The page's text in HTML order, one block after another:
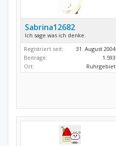
Sabrina12682
Ich sage was ich denke.
Registriert seit:
31. August 2004
Beiträge:
1.593
Ort:
Ruhrgebiet